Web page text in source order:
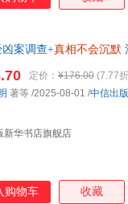
凶案调查+真相不会沉默
定价： ¥176.00 (7.77
新华书店旗舰店
著等 /2025-08-01 /中信出
购物车 收藏